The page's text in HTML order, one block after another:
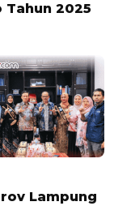
Tahun 2025
Lampung